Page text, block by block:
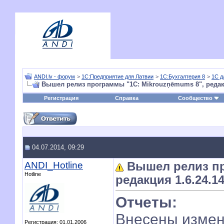
ANDI.lv - форум > 1С:Предприятие для Латвии > 1С:Бухгалтерия 8 > 1С
Вышел релиз программы "1С: Mikrouzņēmums 8",
Регистрация Справка Сообщество
04.07.2014, 09:29
ANDI_Hotline
Hotline
Регистрация: 01.01.2006
Вышел релиз
редакция 1.6.24.14
Отчеты:
Внесены